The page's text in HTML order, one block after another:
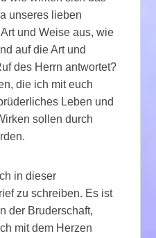
unseres lieben
und Weise aus, wie
auf die Art und
des Herrn antwortet?
die ich mit euch
Leben und
sollen durch
in dieser
zu schreiben. Es ist
der Bruderschaft,
mit dem Herzen